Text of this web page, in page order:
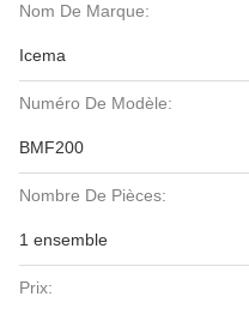
Nom De Marque:
Icema
Numéro De Modèle:
BMF200
Nombre De Pièces:
1 ensemble
Prix: